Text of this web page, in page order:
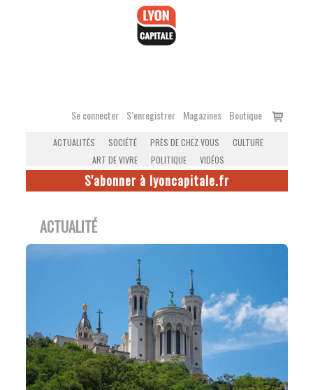
Se connecter S’enregistrer Magazines Boutique
Voir
ACTUALITÉS SOCIÉTÉ PRÈS DE CHEZ VOUS
CULTURE
ART DE VIVRE
POLITIQUE VIDÉOS
S'abonner à lyoncapitale.fr
ACTUALITÉ